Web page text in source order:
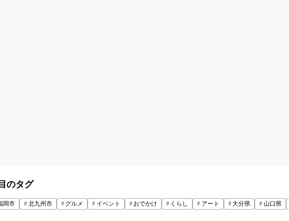
のタグ
岡市 北九州市 グルメ イベント おでかけ くらし アート 大分県 山口県